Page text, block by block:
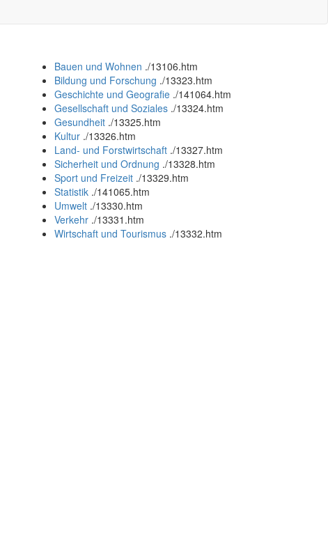
Bauen und Wohnen ./13106.htm
Bildung und Forschung ./13323.htm
Geschichte und Geografie ./141064.htm
Gesellschaft und Soziales ./13324.htm
Gesundheit ./13325.htm
Kultur ./13326.htm
Land- und Forstwirtschaft ./13327.htm
Sicherheit und Ordnung ./13328.htm
Sport und Freizeit ./13329.htm
Statistik ./141065.htm
Umwelt ./13330.htm
Verkehr ./13331.htm
Wirtschaft und Tourismus ./13332.htm